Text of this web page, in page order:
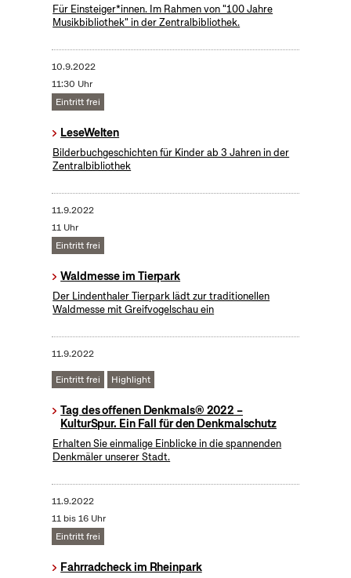
Für Einsteiger*innen. Im Rahmen von "100 Jahre
Musikbibliothek" in der Zentralbibliothek.
10.9.2022
11:30 Uhr
Eintritt frei
LeseWelten
Bilderbuchgeschichten für Kinder ab 3 Jahren in der
Zentralbibliothek
11.9.2022
11 Uhr
Eintritt frei
Waldmesse im Tierpark
Der Lindenthaler Tierpark lädt zur traditionellen
Waldmesse mit Greifvogelschau ein
11.9.2022
Eintritt frei Highlight
Tag des offenen Denkmals® 2022 –
KulturSpur. Ein Fall für den Denkmalschutz
Erhalten Sie einmalige Einblicke in die spannenden
Denkmäler unserer Stadt.
11.9.2022
11 bis 16 Uhr
Eintritt frei
Fahrradcheck im Rheinpark